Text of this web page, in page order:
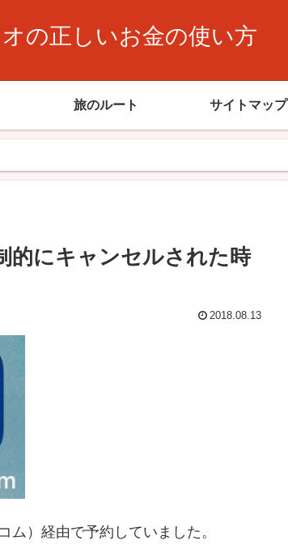
の正しいお金の使い方
旅のルート サイトマップ
的にキャンセルされた時
2018.08.13
）経由で予約していました。